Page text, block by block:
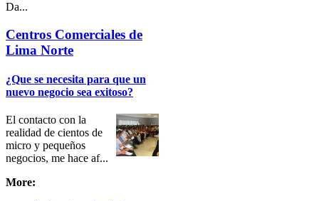
Link Items
Show
Hide
Da...
Centros Comerciales de
Lima Norte
¿Que se necesita para que un
nuevo negocio sea exitoso?
El contacto con la
realidad de cientos de
micro y pequeños
negocios, me hace af...
More: